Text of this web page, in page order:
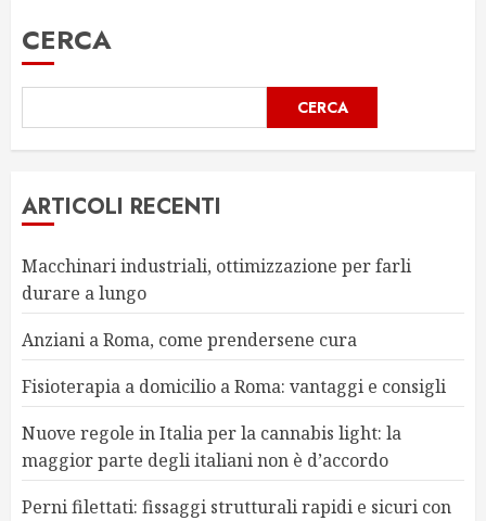
CERCA
CERCA
ARTICOLI RECENTI
Macchinari industriali, ottimizzazione per farli
durare a lungo
Anziani a Roma, come prendersene cura
Fisioterapia a domicilio a Roma: vantaggi e consigli
Nuove regole in Italia per la cannabis light: la
maggior parte degli italiani non è d’accordo
Perni filettati: fissaggi strutturali rapidi e sicuri con